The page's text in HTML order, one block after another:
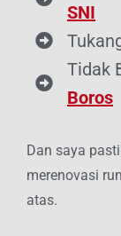
SNI
Tidak
Boros
Dan saya
merenovasi
atas.